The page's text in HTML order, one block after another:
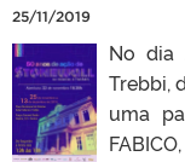
25/11/2019
No dia
Trebbi,
uma